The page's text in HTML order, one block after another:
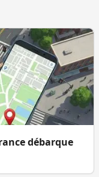
débarque